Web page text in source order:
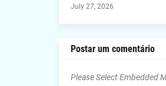
July 27, 2026
Postar um comentário
Please Select Embedded